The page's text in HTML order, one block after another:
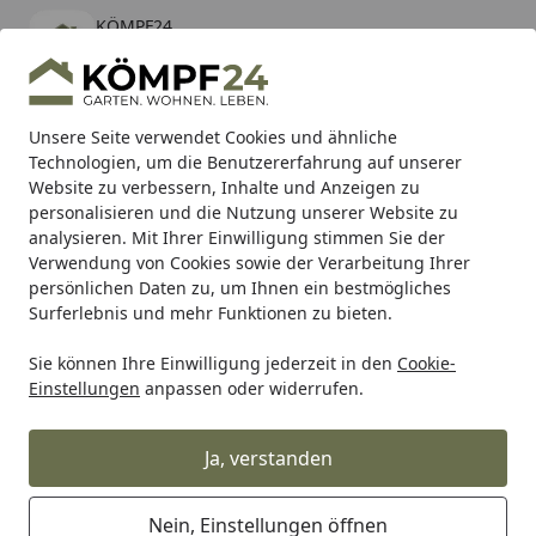
Unsere Seite verwendet Cookies und ähnliche
Technologien, um die Benutzererfahrung auf unserer
Website zu verbessern, Inhalte und Anzeigen zu
personalisieren und die Nutzung unserer Website zu
analysieren. Mit Ihrer Einwilligung stimmen Sie der
Verwendung von Cookies sowie der Verarbeitung Ihrer
persönlichen Daten zu, um Ihnen ein bestmögliches
Surferlebnis und mehr Funktionen zu bieten.
Sie können Ihre Einwilligung jederzeit in den Cookie-
Einstellungen anpassen oder widerrufen.
Ja, verstanden
Nein, Einstellungen öffnen
KÖMPF24
kostenlos - Im App Store
Hotline
Alle Produkte
Mein Konto
Suchen
Karibu Pools inkl. gratis Sandfilteranlage & Pool-
Starterset (Gesamtwert bis 468,99€)
Startseite
SBS Bremsbeläge Straße SBS Bremsbelag 555HF Street
SBS Bremsbelag 555HF Street